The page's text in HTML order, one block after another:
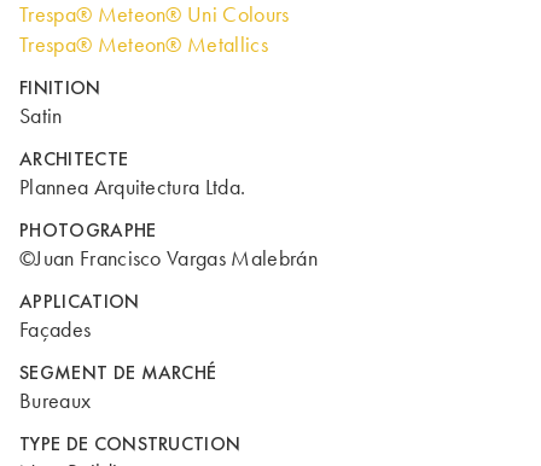
Trespa® Meteon® Uni Colours
Trespa® Meteon® Metallics
FINITION
Satin
ARCHITECTE
Plannea Arquitectura Ltda.
PHOTOGRAPHE
©Juan Francisco Vargas Malebrán
APPLICATION
Façades
SEGMENT DE MARCHÉ
Bureaux
TYPE DE CONSTRUCTION